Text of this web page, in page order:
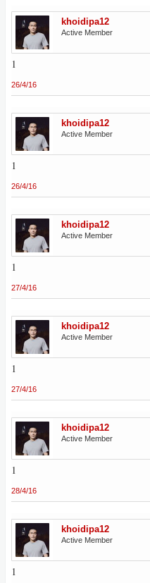
khoidipa12
Active Member
1
26/4/16
khoidipa12
Active Member
1
26/4/16
khoidipa12
Active Member
1
27/4/16
khoidipa12
Active Member
1
27/4/16
khoidipa12
Active Member
1
28/4/16
khoidipa12
Active Member
1